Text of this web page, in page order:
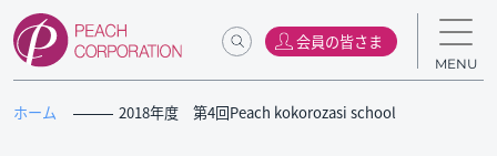
会員の皆さま
MENU
ホーム 2018年度 第4回Peach kokorozasi school